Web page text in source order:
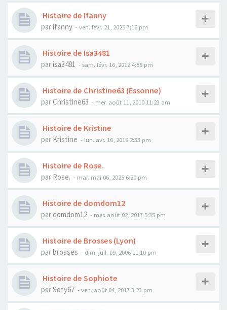
Histoire de Ifanny
parifanny - ven. févr. 21, 2025 7:16 pm
Histoire de Isa3481
parisa3481 - sam. févr. 16, 2019 4:58 pm
Histoire de Christine63 (Essonne)
parChristine63 - mer. août 11, 2010 11:23 am
Histoire de Kristine
par Kristine - lun. avr. 16, 2018 2:33 pm
Histoire de Rose.
par Rose. - mar. mai 06, 2025 6:20 pm
Histoire de domdom12
par domdom12 - mer. août 02, 2017 5:35 pm
Histoire de Brosses (Lyon)
parbrosses - dim. juil. 09, 2006 11:10 pm
Histoire de Sophiote
parSofy67 - ven. août 04, 2017 3:23 pm